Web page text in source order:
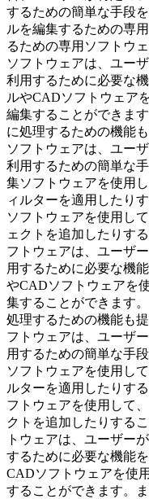
するための簡単な手段
ルを編集するための専
るための専用ソフトウ
ソフトウェアは、ユー
利用するために必要な
ルやCADソフトウェア
編集することができま
に処理するための機能
ソフトウェアは、ユー
利用するための簡単な
集ソフトウェアを使用
ィルターを適用したり
ソフトウェアを使用し
ェクトを追加したりす
フトウェアは、ユーザ
用するために必要な機
やCADソフトウェアを
集することができます
処理するための機能も
フトウェアは、ユーザ
用するための簡単な手
ソフトウェアを使用し
ルターを適用したりす
フトウェアを使用して
クトを追加したりする
トウェアは、ユーザー
するために必要な機能
CADソフトウェアを使
することができます。